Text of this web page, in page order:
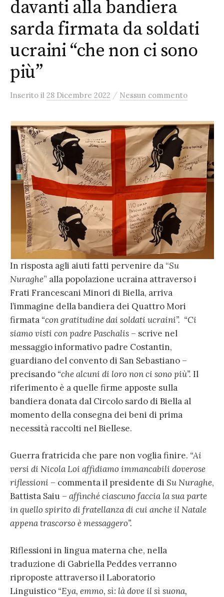
davanti alla bandiera
sarda firmata da soldati
ucraini “che non ci sono
più”
Inserito il 28 Dicembre 2022 / Nessun commento
In risposta agli aiuti fatti pervenire da “Su
Nuraghe” alla popolazione ucraina attraverso i
Frati Francescani Minori di Biella, arriva
l’immagine della bandiera dei Quattro Mori
firmata “con gratitudine dai soldati ucraini”. “Ci
siamo visti con padre Paschalis – scrive nel
messaggio informativo padre Costantin,
guardiano del convento di San Sebastiano –
precisando “che alcuni di loro non ci sono più”. Il
riferimento è a quelle firme apposte sulla
bandiera donata dal Circolo sardo di Biella al
momento della consegna dei beni di prima
necessità raccolti nel Biellese.
Guerra fratricida che pare non voglia finire. “Ai
versi di Nicola Loi affidiamo immancabili doverose
riflessioni – commenta il presidente di Su Nuraghe,
Battista Saiu – affinché ciascuno faccia la sua parte
in quello spirito di fratellanza di cui anche il Natale
appena trascorso è messaggero”.
Riflessioni in lingua materna che, nella
traduzione di Gabriella Peddes verranno
riproposte attraverso il Laboratorio
Linguistico “Eya, emmo, sì: là dove il sì suona,